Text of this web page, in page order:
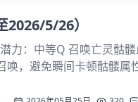
5/26）
力：中等Q 召唤亡灵骷
唤，避免瞬间卡顿骷髅属